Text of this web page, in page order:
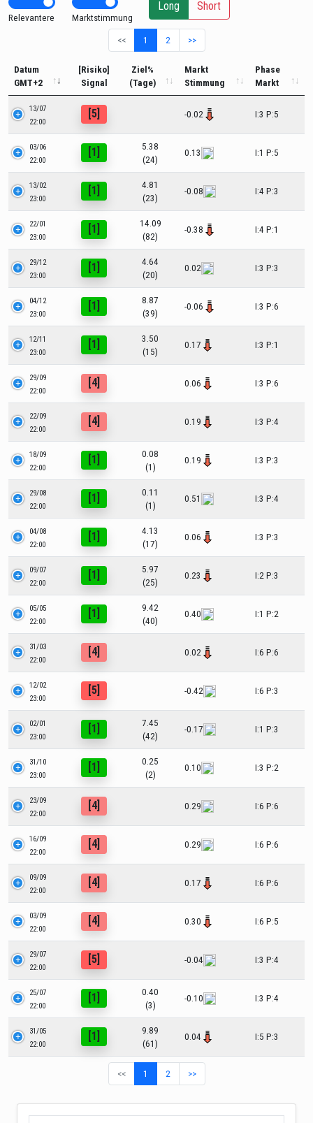
Relevantere Marktstimmung
Long Short
<< 1 2 >>
Datum
GMT+2
[Risiko]
Signal
Ziel%
(Tage)
Markt
Stimmung
Phase
Markt
13/07
22:00
[5] -0.02 I:3 P:5
03/06
22:00
[1]
5.38
(24)
0.13 I:1 P:5
13/02
23:00
[1]
4.81
(23)
-0.08 I:4 P:3
22/01
23:00
[1]
14.09
(82)
-0.38 I:4 P:1
29/12
23:00
[1]
4.64
(20)
0.02 I:3 P:3
04/12
23:00
[1]
8.87
(39)
-0.06 I:3 P:6
12/11
23:00
[1]
3.50
(15)
0.17 I:3 P:1
29/09
22:00
[4] 0.06 I:3 P:6
22/09
22:00
[4] 0.19 I:3 P:4
18/09
22:00
[1]
0.08
(1)
0.19 I:3 P:3
29/08
22:00
[1]
0.11
(1)
0.51 I:3 P:4
04/08
22:00
[1]
4.13
(17)
0.06 I:3 P:3
09/07
22:00
[1]
5.97
(25)
0.23 I:2 P:3
05/05
22:00
[1]
9.42
(40)
0.40 I:1 P:2
31/03
22:00
[4] 0.02 I:6 P:6
12/02
23:00
[5] -0.42 I:6 P:3
02/01
23:00
[1]
7.45
(42)
-0.17 I:1 P:3
31/10
23:00
[1]
0.25
(2)
0.10 I:3 P:2
23/09
22:00
[4] 0.29 I:6 P:6
16/09
22:00
[4] 0.29 I:6 P:6
09/09
22:00
[4] 0.17 I:6 P:6
03/09
22:00
[4] 0.30 I:6 P:5
29/07
22:00
[5] -0.04 I:3 P:4
25/07
22:00
[1]
0.40
(3)
-0.10 I:3 P:4
31/05
22:00
[1]
9.89
(61)
0.04 I:5 P:3
<< 1 2 >>